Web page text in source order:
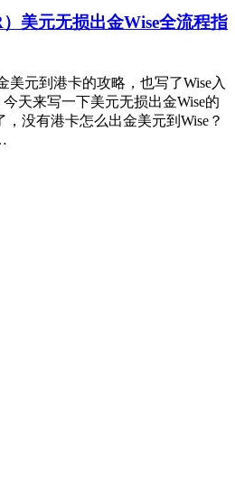
美元无损出金Wise全流程指
美元到港卡的攻略，也写了Wise入
天来写一下美元无损出金Wise的
没有港卡怎么出金美元到Wise？